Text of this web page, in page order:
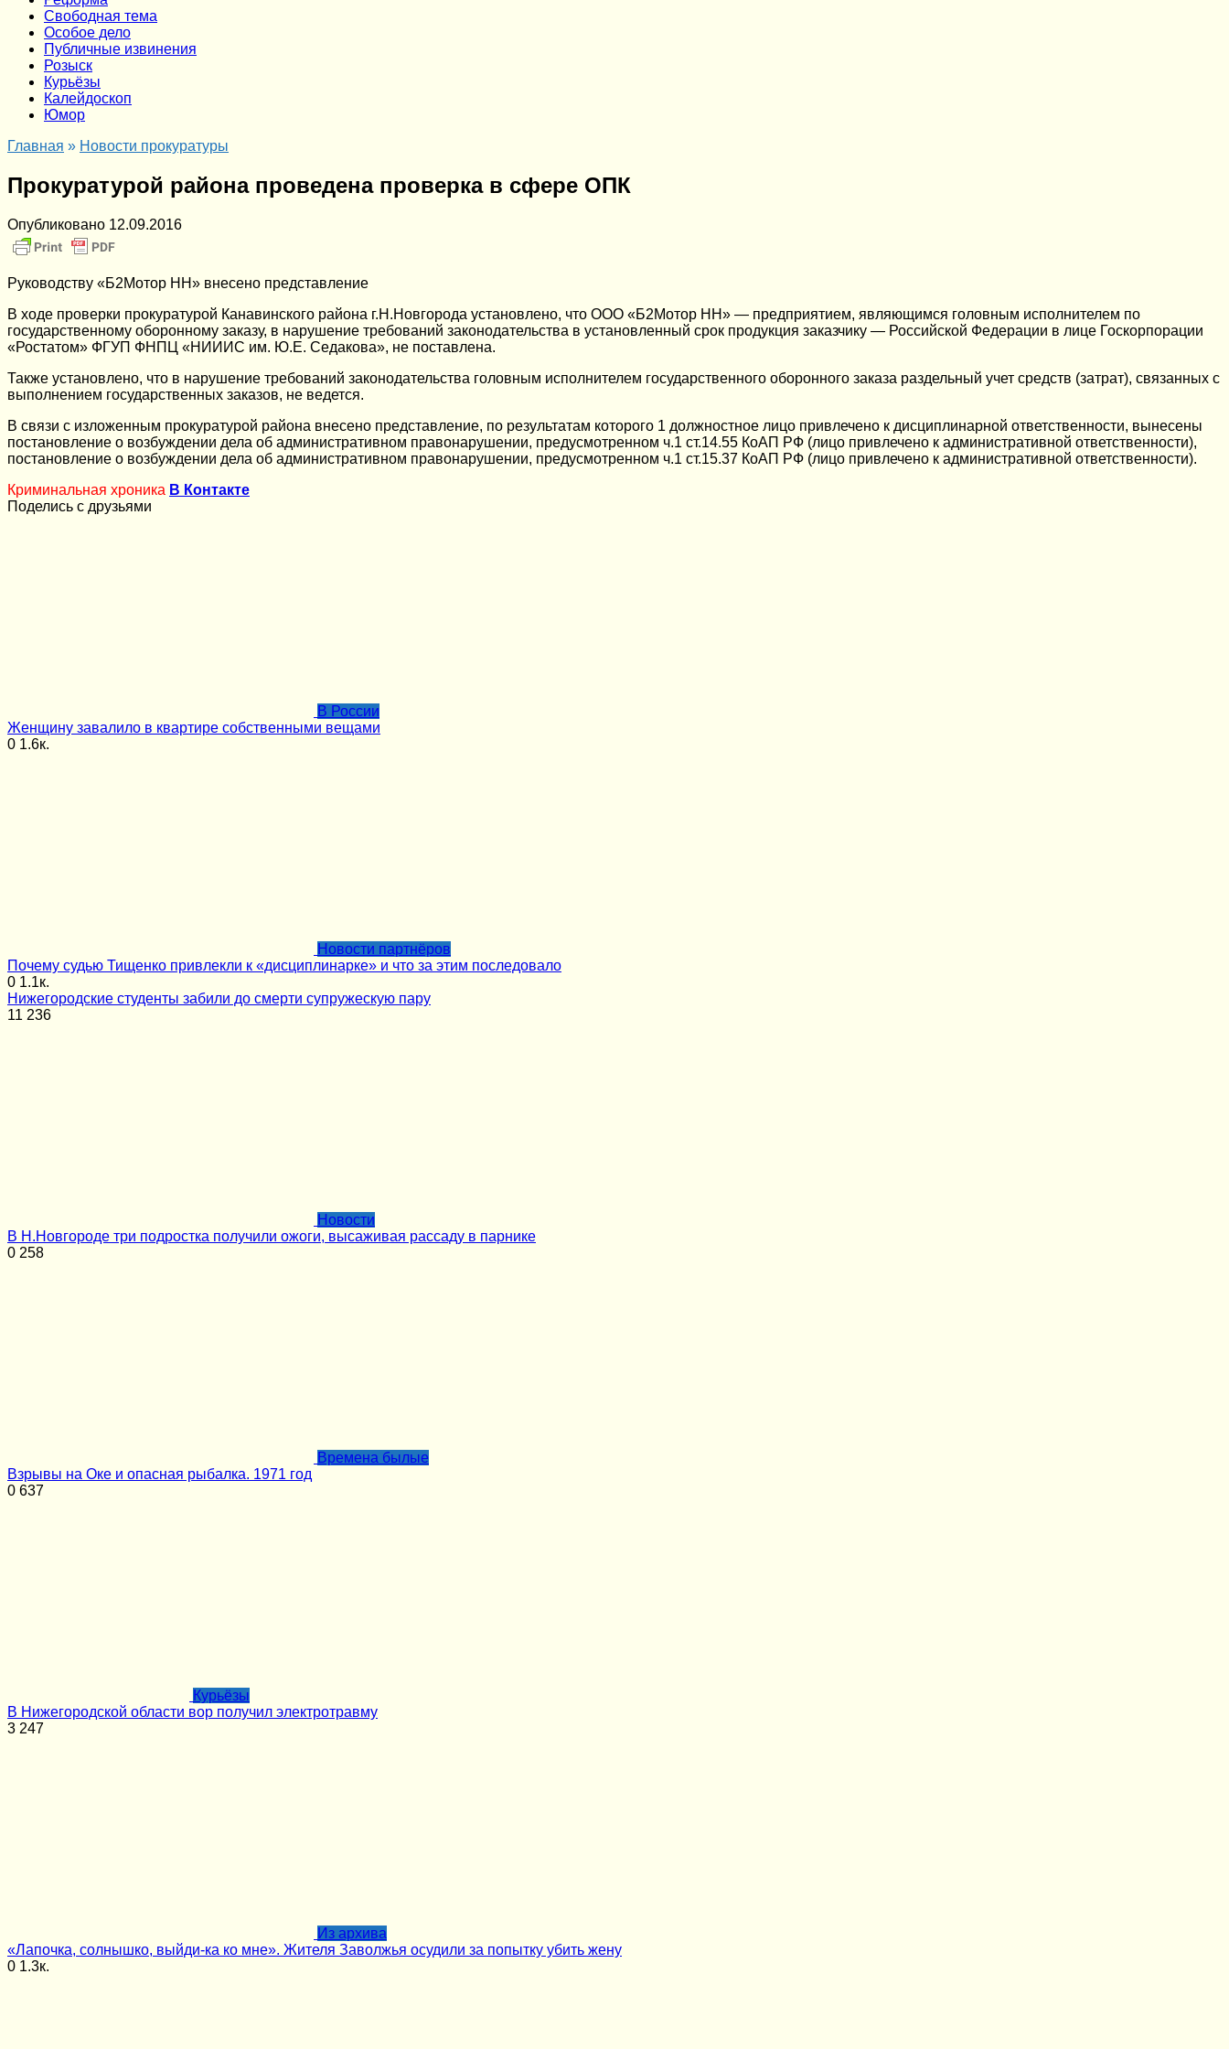
Cвободная тема
Особое дело
Публичные извинения
Розыск
Курьёзы
Калейдоскоп
Юмор
Главная » Новости прокуратуры
Прокуратурой района проведена проверка в сфере ОПК
Опубликовано 12.09.2016
Руководству «Б2Мотор НН» внесено представление
В ходе проверки прокуратурой Канавинского района г.Н.Новгорода установлено, что ООО «Б2Мотор НН» — предприятием, являющимся головным исполнителем по
государственному оборонному заказу, в нарушение требований законодательства в установленный срок продукция заказчику — Российской Федерации в лице Госкорпорации
«Ростатом» ФГУП ФНПЦ «НИИИС им. Ю.Е. Седакова», не поставлена.
Также установлено, что в нарушение требований законодательства головным исполнителем государственного оборонного заказа раздельный учет средств (затрат), связанных с
выполнением государственных заказов, не ведется.
В связи с изложенным прокуратурой района внесено представление, по результатам которого 1 должностное лицо привлечено к дисциплинарной ответственности, вынесены
постановление о возбуждении дела об административном правонарушении, предусмотренном ч.1 ст.14.55 КоАП РФ (лицо привлечено к административной ответственности),
постановление о возбуждении дела об административном правонарушении, предусмотренном ч.1 ст.15.37 КоАП РФ (лицо привлечено к административной ответственности).
Криминальная хроника В Контакте
Поделись с друзьями
В России
Женщину завалило в квартире собственными вещами
0 1.6к.
Новости партнёров
Почему судью Тищенко привлекли к «дисциплинарке» и что за этим последовало
0 1.1к.
Нижегородские студенты забили до смерти супружескую пару
11 236
Новости
В Н.Новгороде три подростка получили ожоги, высаживая рассаду в парнике
0 258
Времена былые
Взрывы на Оке и опасная рыбалка. 1971 год
0 637
Курьёзы
В Нижегородской области вор получил электротравму
3 247
Из архива
«Лапочка, солнышко, выйди-ка ко мне». Жителя Заволжья осудили за попытку убить жену
0 1.3к.